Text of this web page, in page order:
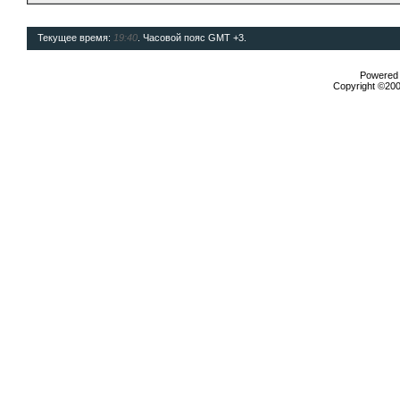
Текущее время: 19:40 . Часовой пояс GMT +3.
Copyright